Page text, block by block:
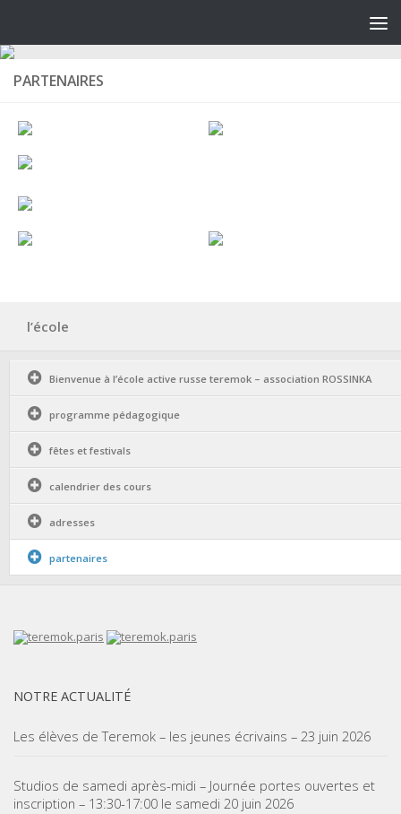
PARTENAIRES
l’école
Bienvenue à l’école active russe teremok – association ROSSINKA
programme pédagogique
fêtes et festivals
calendrier des cours
adresses
partenaires
NOTRE ACTUALITÉ
Les élèves de Teremok – les jeunes écrivains – 23 juin 2026
Studios de samedi après-midi – Journée portes ouvertes et
inscription – 13:30-17:00 le samedi 20 juin 2026